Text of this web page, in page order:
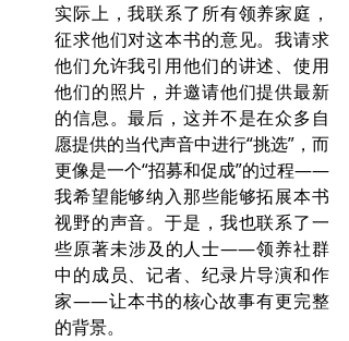
实际上，我联系了所有领养家庭，
征求他们对这本书的意见。我请求
他们允许我引用他们的讲述、使用
他们的照片，并邀请他们提供最新
的信息。最后，这并不是在众多自
愿提供的当代声音中进行“挑选”，而
更像是一个“招募和促成”的过程——
我希望能够纳入那些能够拓展本书
视野的声音。于是，我也联系了一
些原著未涉及的人士——领养社群
中的成员、记者、纪录片导演和作
家——让本书的核心故事有更完整
的背景。